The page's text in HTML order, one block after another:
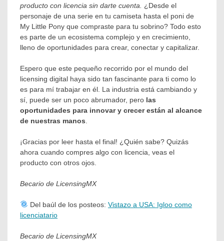
producto con licencia sin darte cuenta.
¿Desde el
personaje de una serie en tu camiseta hasta el poni de
My Little Pony que compraste para tu sobrino? Todo esto
es parte de un ecosistema complejo y en crecimiento,
lleno de oportunidades para crear, conectar y capitalizar.
Espero que este pequeño recorrido por el mundo del
licensing digital haya sido tan fascinante para ti como lo
es para mí trabajar en él. La industria está cambiando y
sí, puede ser un poco abrumador, pero las
oportunidades para innovar y crecer están al alcance
de nuestras manos
¡Gracias por leer hasta el final! ¿Quién sabe? Quizás
ahora cuando compres algo con licencia, veas el
producto con otros ojos.
Becario de LicensingMX
Del baúl de los posteos: Vistazo a USA: Igloo como
licenciatario
Becario de LicensingMX